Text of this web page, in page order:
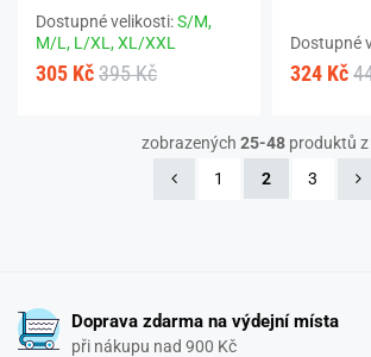
Dostupné velikosti:S/M,
M/L, L/XL,XL/XXL
305 Kč 395 Kč
Dostupné
324 Kč
zobrazených 25-48produktů z
1
2 3
Doprava zdarma na výdejní místa
při nákupu nad 900 Kč